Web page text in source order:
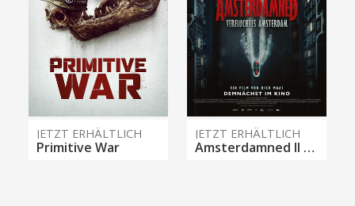
JETZT ERHÄLTLICH
Primitive War
JETZT ERHÄLTLICH
Amsterdamned II - Verfluchtes Amsterdam